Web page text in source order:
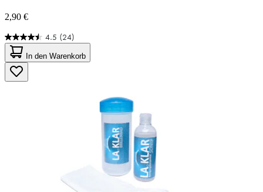
2,90 €
4.5 (24)
4.5
von
5
Sternen.
24
In den Warenkorb